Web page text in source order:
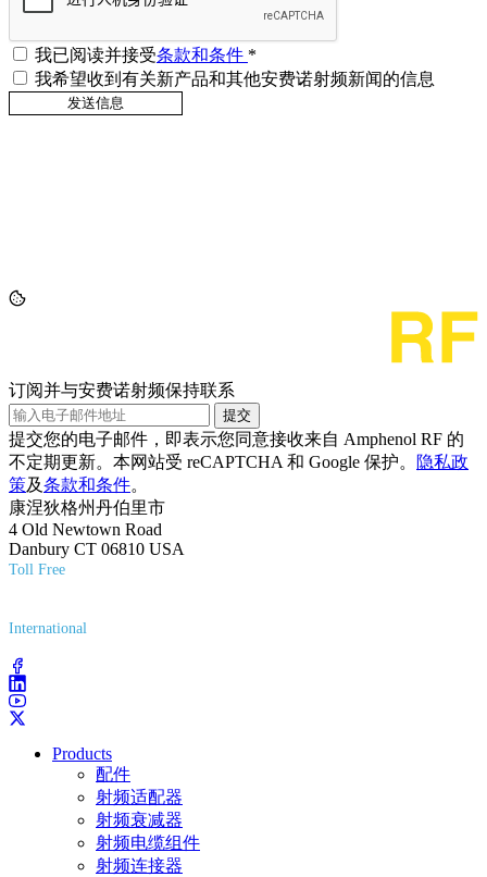
我已阅读并接受条款和条件 *
我希望收到有关新产品和其他安费诺射频新闻的信息
订阅并与安费诺射频保持联系
提交
提交您的电子邮件，即表示您同意接收来自 Amphenol RF 的
不定期更新。本网站受 reCAPTCHA 和 Google 保护。
隐私政
策及条款和条件。
康涅狄格州丹伯里市
4 Old Newtown Road
Danbury CT 06810 USA
Toll Free
International
Products
配件
射频适配器
射频衰减器
射频电缆组件
射频连接器